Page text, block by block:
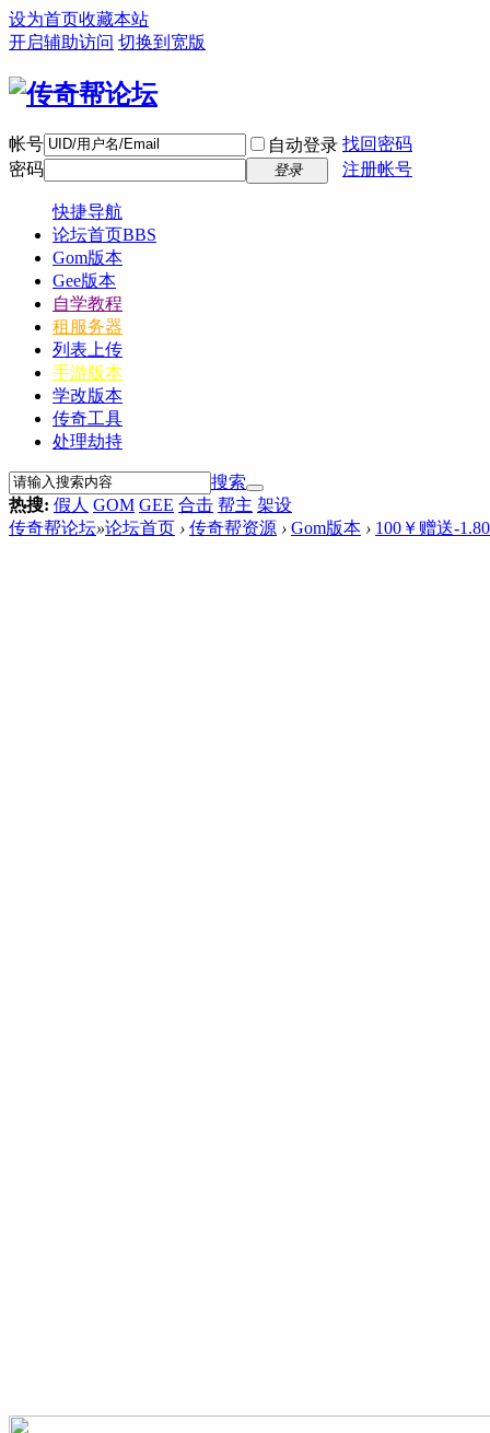
设为首页收藏本站
开启辅助访问 切换到宽版
帐号 自动登录 找回密码
密码
登录 注册帐号
快捷导航
论坛首页BBS
Gom版本
Gee版本
自学教程
租服务器
列表上传
手游版本
学改版本
传奇工具
处理劫持
搜索
热搜: 假人 GOM GEE 合击 帮主 架设
传奇帮论坛»论坛首页 › 传奇帮资源 › Gom版本 › 100￥赠送-